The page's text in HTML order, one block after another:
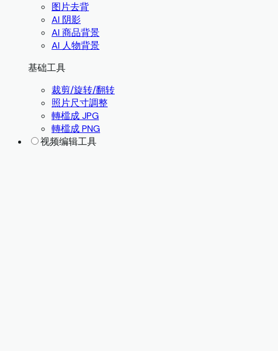
图片去背
AI 阴影
AI 商品背景
AI 人物背景
基础工具
裁剪/旋转/翻转
照片尺寸調整
轉檔成 JPG
轉檔成 PNG
视频编辑工具